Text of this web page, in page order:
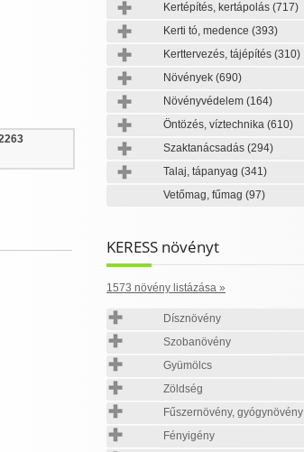
Kertépítés, kertápolás (717)
Kerti tó, medence (393)
Kerttervezés, tájépítés (310)
Növények (690)
Növényvédelem (164)
Öntözés, víztechnika (610)
Szaktanácsadás (294)
Talaj, tápanyag (341)
Vetőmag, fűmag (97)
KERESS növényt
1573 növény listázása »
Dísznövény
Szobanövény
Gyümölcs
Zöldség
Fűszernövény, gyógynövény
Fényigény